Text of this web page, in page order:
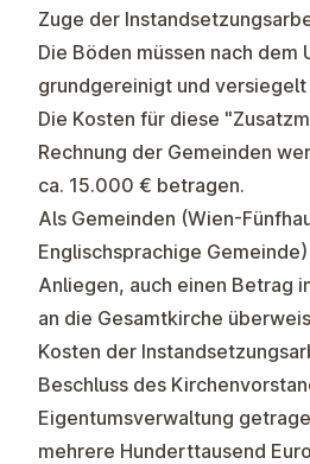
Zuge der
Die Böden müssen nach dem
grundgereinigt und
Die Kosten für diese
Rechnung der Gemeinden
ca. 15.000 € betragen.
Als Gemeinden (Wien-
Englischsprachige
Anliegen, auch einen Betrag
an die Gesamtkirche
Kosten der
Beschluss des
Eigentumsverwaltung
mehrere Hunderttausend